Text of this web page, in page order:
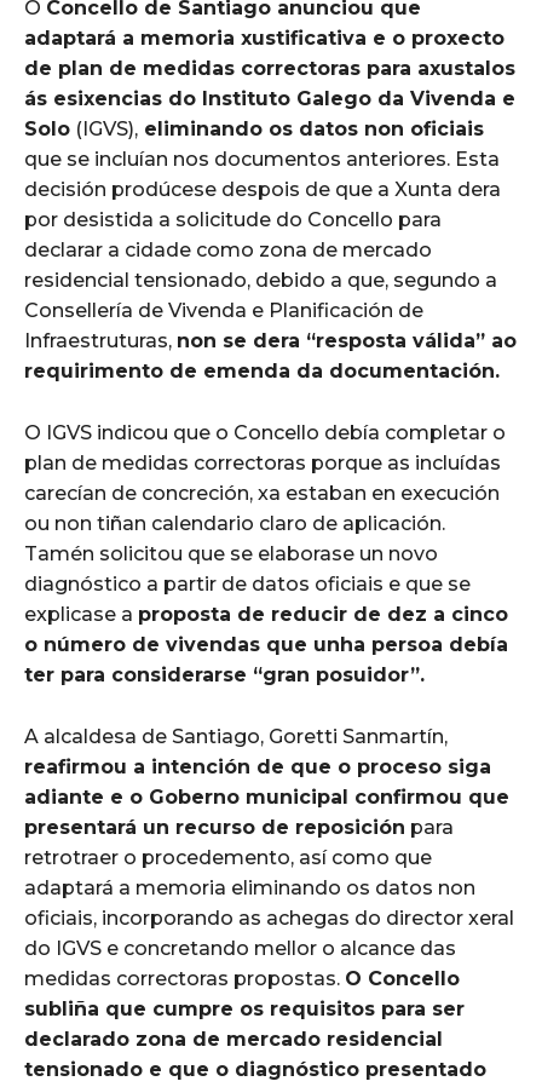
O Concello de Santiago anunciou que
adaptará a memoria xustificativa e o proxecto
de plan de medidas correctoras para axustalos
ás esixencias do Instituto Galego da Vivenda e
Solo (IGVS), eliminando os datos non oficiais
que se incluían nos documentos anteriores. Esta
decisión prodúcese despois de que a Xunta dera
por desistida a solicitude do Concello para
declarar a cidade como zona de mercado
residencial tensionado, debido a que, segundo a
Consellería de Vivenda e Planificación de
Infraestruturas, non se dera “resposta válida” ao
requirimento de emenda da documentación.
O IGVS indicou que o Concello debía completar o
plan de medidas correctoras porque as incluídas
carecían de concreción, xa estaban en execución
ou non tiñan calendario claro de aplicación.
Tamén solicitou que se elaborase un novo
diagnóstico a partir de datos oficiais e que se
explicase a proposta de reducir de dez a cinco
o número de vivendas que unha persoa debía
ter para considerarse “gran posuidor”.
A alcaldesa de Santiago, Goretti Sanmartín,
reafirmou a intención de que o proceso siga
adiante e o Goberno municipal confirmou que
presentará un recurso de reposición para
retrotraer o procedemento, así como que
adaptará a memoria eliminando os datos non
oficiais, incorporando as achegas do director xeral
do IGVS e concretando mellor o alcance das
medidas correctoras propostas. O Concello
subliña que cumpre os requisitos para ser
declarado zona de mercado residencial
tensionado e que o diagnóstico presentado